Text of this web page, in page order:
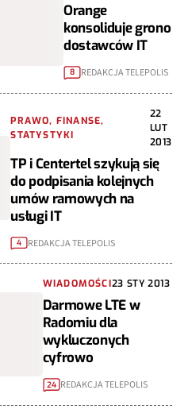
Orange
konsoliduje grono
dostawców IT
8 REDAKCJA TELEPOLIS
PRAWO, FINANSE,
STATYSTYKI
22
LUT
2013
TP i Centertel szykują się
do podpisania kolejnych
umów ramowych na
usługi IT
4 REDAKCJA TELEPOLIS
WIADOMOŚCI23 STY 2013
Darmowe LTE w
Radomiu dla
wykluczonych
cyfrowo
24 REDAKCJA TELEPOLIS